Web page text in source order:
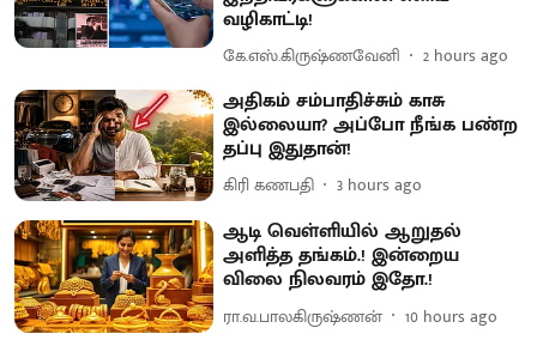
வழிகாட்டி!
கே.எஸ்.கிருஷ்ணவேனி 2 hours ago
அதிகம் சம்பாதிச்சும் காசு
இல்லையா? அப்போ நீங்க பண்ற
தப்பு இதுதான்!
கிரி கணபதி 3 hours ago
ஆடி வெள்ளியில் ஆறுதல்
அளித்த தங்கம்.! இன்றைய
விலை நிலவரம் இதோ.!
ரா.வ.பாலகிருஷ்ணன் 10 hours ago